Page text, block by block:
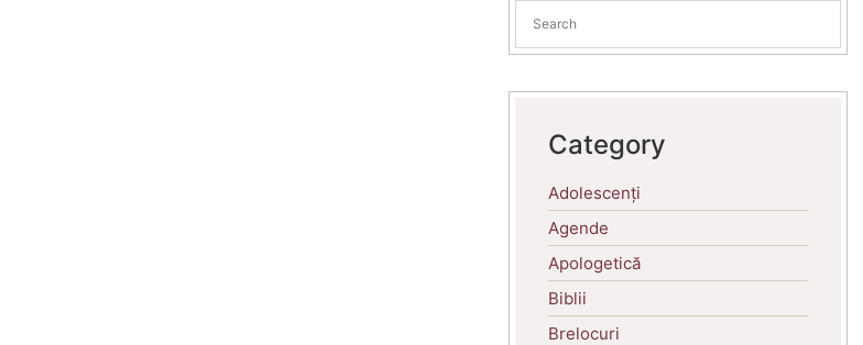
Category
Adolescenți
Agende
Apologetică
Biblii
Brelocuri